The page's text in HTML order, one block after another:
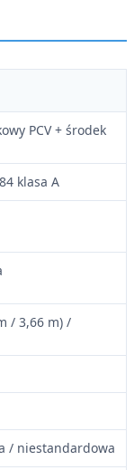
PCV + środek
klasa A
/ 3,66 m) /
/ niestandardowa